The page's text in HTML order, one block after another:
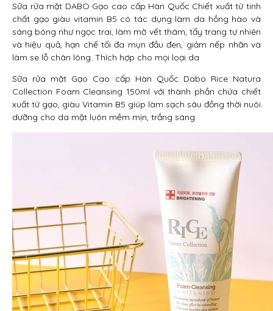
Sữa rửa mặt DABO Gạo cao cấp Hàn Quốc Chiết xuất từ tinh
chất gạo giàu vitamin B5 có tác dụng làm da hồng hào và
sáng bóng như ngọc trai, làm mờ vết thâm, tẩy trang tự nhiên
và hiệu quả, hạn chế tối đa mụn đầu đen, giảm nếp nhăn và
làm se lỗ chân lông. Thích hợp cho mọi loại da
Sữa rửa mặt Gạo Cao cấp Hàn Quốc Dabo Rice Natura
Collection Foam Cleansing 150ml với thành phần chứa chiết
xuất từ gạo, giàu Vitamin B5 giúp làm sạch sâu đồng thời nuôi
dưỡng cho da mặt luôn mềm mịn, trắng sáng.